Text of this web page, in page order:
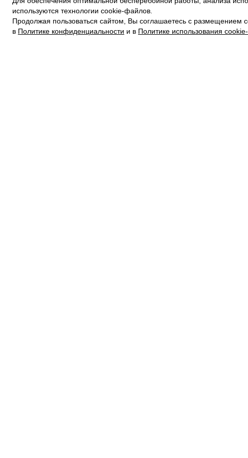
используются технологии cookie-файлов.
Продолжая пользоваться сайтом, Вы соглашаетесь с
в Политике конфиденциальности и в Политике использования
ПОЛИТИКА КОНФИДЕНЦИАЛЬНОСТИ
ПОЛИТИКА COOKIE
УСЛОВИЯ ПОКУПКИ